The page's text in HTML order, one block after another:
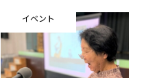
イベント